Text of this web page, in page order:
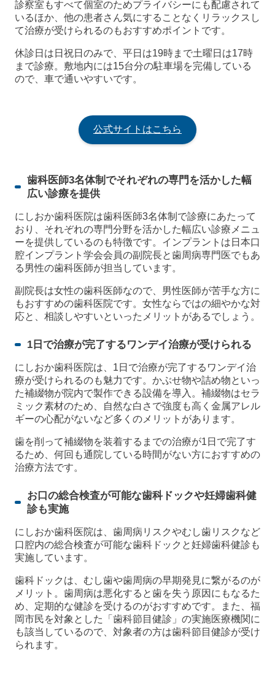
診察室もすべて個室のためプライバシーにも配慮されて
いるほか、他の患者さん気にすることなくリラックスし
て治療が受けられるのもおすすめポイントです。
休診日は日祝日のみで、平日は19時まで土曜日は17時
まで診療。敷地内には15台分の駐車場を完備している
ので、車で通いやすいです。
公式サイトはこちら
歯科医師3名体制でそれぞれの専門を活かした幅
広い診療を提供
にしおか歯科医院は歯科医師3名体制で診療にあたって
おり、それぞれの専門分野を活かした幅広い診療メニュ
ーを提供しているのも特徴です。インプラントは日本口
腔インプラント学会会員の副院長と歯周病専門医でもあ
る男性の歯科医師が担当しています。
副院長は女性の歯科医師なので、男性医師が苦手な方に
もおすすめの歯科医院です。女性ならではの細やかな対
応と、相談しやすいといったメリットがあるでしょう。
1日で治療が完了するワンデイ治療が受けられる
にしおか歯科医院は、1日で治療が完了するワンデイ治
療が受けられるのも魅力です。かぶせ物や詰め物といっ
た補綴物が院内で製作できる設備を導入。補綴物はセラ
ミック素材のため、自然な白さで強度も高く金属アレル
ギーの心配がないなど多くのメリットがあります。
歯を削って補綴物を装着するまでの治療が1日で完了す
るため、何回も通院している時間がない方におすすめの
治療方法です。
お口の総合検査が可能な歯科ドックや妊婦歯科健
診も実施
にしおか歯科医院は、歯周病リスクやむし歯リスクなど
口腔内の総合検査が可能な歯科ドックと妊婦歯科健診も
実施しています。
歯科ドックは、むし歯や歯周病の早期発見に繋がるのが
メリット。歯周病は悪化すると歯を失う原因にもなるた
め、定期的な健診を受けるのがおすすめです。また、福
岡市民を対象とした「歯科節目健診」の実施医療機関に
も該当しているので、対象者の方は歯科節目健診が受け
られます。